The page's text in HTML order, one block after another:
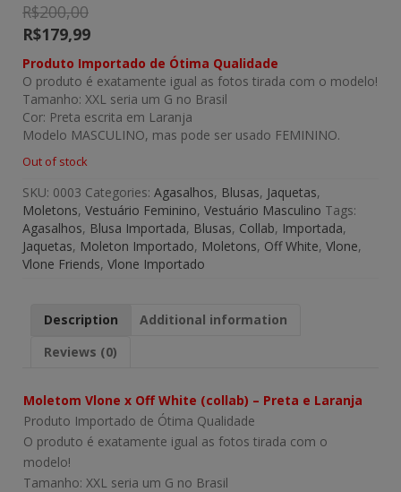
R$200,00
R$179,99
Produto Importado de Ótima Qualidade
O produto é exatamente igual as fotos tirada com o modelo!
Tamanho: XXL seria um G no Brasil
Cor: Preta escrita em Laranja
Modelo MASCULINO, mas pode ser usado FEMININO.
Out of stock
SKU: 0003 Categories: Agasalhos, Blusas, Jaquetas,
Moletons, Vestuário Feminino, Vestuário Masculino Tags:
Agasalhos, Blusa Importada, Blusas, Collab, Importada,
Jaquetas, Moleton Importado, Moletons, Off White, Vlone,
Vlone Friends, Vlone Importado
Description
Additional information
Reviews (0)
Moletom Vlone x Off White (collab) – Preta e Laranja
Produto Importado de Ótima Qualidade
O produto é exatamente igual as fotos tirada com o
modelo!
Tamanho: XXL seria um G no Brasil